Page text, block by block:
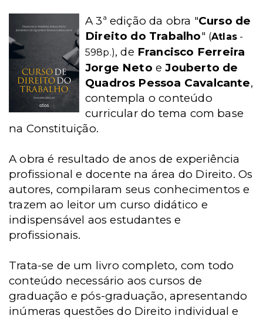
A 3ª edição da obra "Curso de
Direito do Trabalho" (Atlas-
598p.), de Francisco Ferreira
Jorge Neto eJouberto de
Quadros Pessoa Cavalcante,
contempla o conteúdo
curricular do tema com base
na Constituição.
A obra é resultado de anos de experiência
profissional e docente na área do Direito. Os
autores, compilaram seus conhecimentos e
trazem ao leitor um curso didático e
indispensável aos estudantes e
profissionais.
Trata-se de um livro completo, com todo
conteúdo necessário aos cursos de
graduação e pós-graduação, apresentando
inúmeras questões do Direito individual e